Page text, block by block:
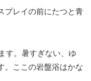
プレイの前にたつと青
す。暑すぎない、ゆ
。ここの岩盤浴はかな